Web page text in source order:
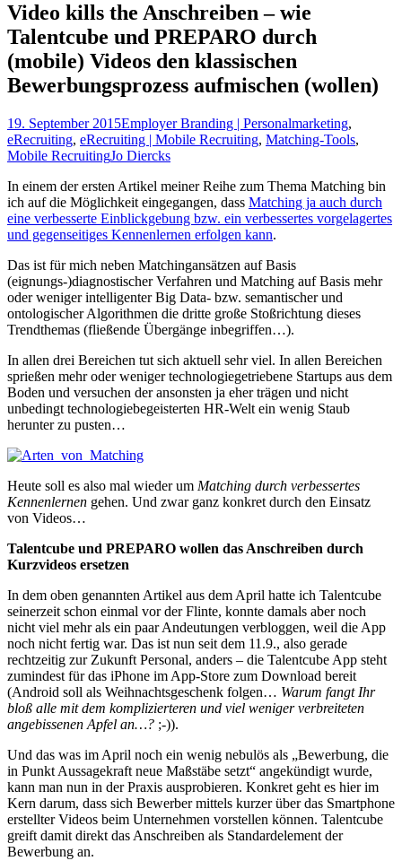
Video kills the Anschreiben – wie
Talentcube und PREPARO durch
(mobile) Videos den klassischen
Bewerbungsprozess aufmischen (wollen)
19. September 2015Employer Branding | Personalmarketing,
eRecruiting, eRecruiting | Mobile Recruiting, Matching-Tools,
Mobile RecruitingJo Diercks
In einem der ersten Artikel meiner Reihe zum Thema Matching bin
ich auf die Möglichkeit eingegangen, dass Matching ja auch durch
eine verbesserte Einblickgebung bzw. ein verbessertes vorgelagertes
und gegenseitiges Kennenlernen erfolgen kann.
Das ist für mich neben Matchingansätzen auf Basis
(eignungs-)diagnostischer Verfahren und Matching auf Basis mehr
oder weniger intelligenter Big Data- bzw. semantischer und
ontologischer Algorithmen die dritte große Stoßrichtung dieses
Trendthemas (fließende Übergänge inbegriffen…).
In allen drei Bereichen tut sich aktuell sehr viel. In allen Bereichen
sprießen mehr oder weniger technologiegetriebene Startups aus dem
Boden und versuchen der ansonsten ja eher trägen und nicht
unbedingt technologiebegeisterten HR-Welt ein wenig Staub
herunter zu pusten…
Heute soll es also mal wieder um Matching durch verbessertes
Kennenlernen gehen. Und zwar ganz konkret durch den Einsatz
von Videos…
Talentcube und PREPARO wollen das Anschreiben durch
Kurzvideos ersetzen
In dem oben genannten Artikel aus dem April hatte ich Talentcube
seinerzeit schon einmal vor der Flinte, konnte damals aber noch
nicht viel mehr als ein paar Andeutungen verbloggen, weil die App
noch nicht fertig war. Das ist nun seit dem 11.9., also gerade
rechtzeitig zur Zukunft Personal, anders – die Talentcube App steht
zumindest für das iPhone im App-Store zum Download bereit
(Android soll als Weihnachtsgeschenk folgen… Warum fangt Ihr
bloß alle mit dem komplizierteren und viel weniger verbreiteten
angebissenen Apfel an…? ;-)).
Und das was im April noch ein wenig nebulös als „Bewerbung, die
in Punkt Aussagekraft neue Maßstäbe setzt“ angekündigt wurde,
kann man nun in der Praxis ausprobieren. Konkret geht es hier im
Kern darum, dass sich Bewerber mittels kurzer über das Smartphone
erstellter Videos beim Unternehmen vorstellen können. Talentcube
greift damit direkt das Anschreiben als Standardelement der
Bewerbung an.